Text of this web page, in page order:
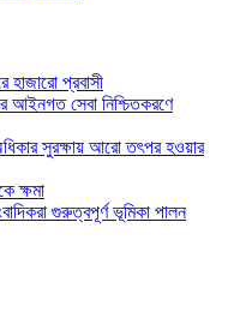
হাজারো প্রবাসী
আইনগত সেবা নিশ্চিতকরণে
সুরক্ষায় আরো তৎপর হওয়ার
ক্ষমা
গুরুত্বপূর্ণ ভূমিকা পালন